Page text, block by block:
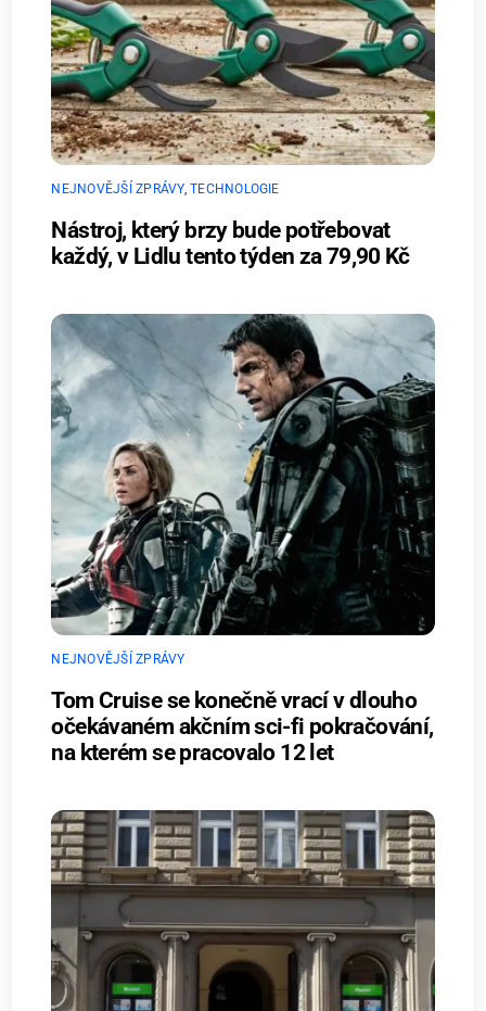
NEJNOVĚJŠÍ ZPRÁVY,TECHNOLOGIE
Nástroj, který brzy bude potřebovat
každý, v Lidlu tento týden za 79,90 Kč
NEJNOVĚJŠÍ ZPRÁVY
Tom Cruise se konečně vrací v dlouho
očekávaném akčním sci-fi pokračování,
na kterém se pracovalo 12 let